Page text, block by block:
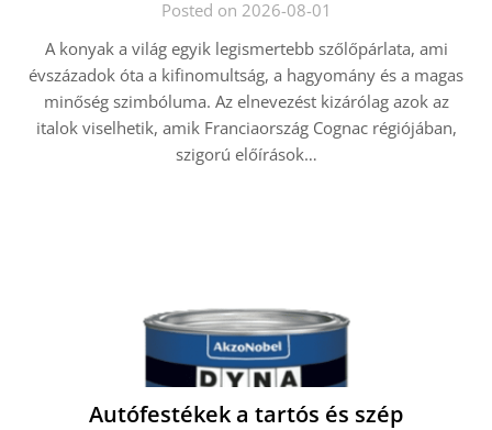
Posted on 2026-08-01
A konyak a világ egyik legismertebb szőlőpárlata, ami
évszázadok óta a kifinomultság, a hagyomány és a magas
minőség szimbóluma. Az elnevezést kizárólag azok az
italok viselhetik, amik Franciaország Cognac régiójában,
szigorú előírások…
Autófestékek a tartós és szép